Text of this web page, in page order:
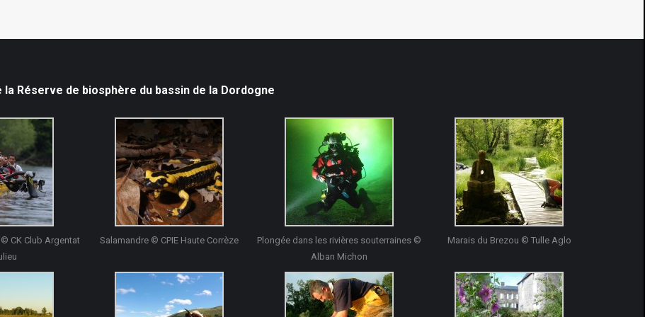
Réserve de biosphère du bassin de la Dordogne
CK Club Argentat
Salamandre © CPIE Haute Corrèze
Plongée dans les rivières souterraines ©
Alban Michon
Marais du Brezou © Tulle Aglo